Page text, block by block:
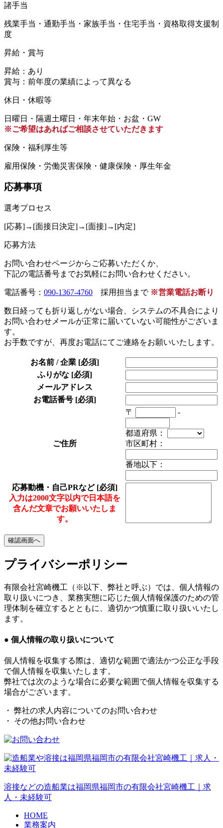
諸手当
残業手当・通勤手当・家族手当・住宅手当・資格取得支援制
度
昇給・賞与
昇給：あり
賞与：前年度の業績によって異なる
休日・休暇等
日曜日・隔週土曜日・年末年始・お盆・GW
※ご希望はあればご相談させていただきます
保険・福利厚生等
雇用保険・労働災害保険・健康保険・厚生年金
応募事項
選考プロセス
[応募]→[面接日決定]→[面接]→[内定]
応募方法
お問い合わせページからご応募いただくか、
下記の電話番号までお気軽にお問い合わせください。
電話番号： 090-1367-4760 採用担当まで ※営業電話お断り
数日経っても折り返しがない場合、システムの不具合により
お問い合わせメールが正常に届いていない可能性がございま
す。
お手数ですが、再度お電話にてご連絡をお願いいたします。
お名前 / 企業 [必須]
ふりがな [必須]
メールアドレス
お電話番号 [必須]
ご住所
〒 -
都道府県：
市区町村：
番地以下：
応募動機・自己PRなど [必須]
入力は2000文字以内で日本語を
含んだ文章でお願いいたしま
す。
プライバシーポリシー
有限会社宮崎機工（※以下、弊社と呼ぶ）では、個人情報の
取り扱いにつき、業務実態に応じた個人情報保護のための管
理体制を確立するとともに、適切かつ慎重に取り扱いいたし
ます。
● 個人情報の取り扱いについて
個人情報を収集する際は、適切な範囲で適法かつ公正な手段
で個人情報を収集いたします。
弊社では次のような場合に必要な範囲で個人情報を収集する
場合がございます。
・ 弊社の求人内容についてのお問い合わせ
・ その他お問い合わせ
溶接などの造船業は福岡県福岡市の有限会社宮崎機工｜求
人・未経験可
HOME
業務案内